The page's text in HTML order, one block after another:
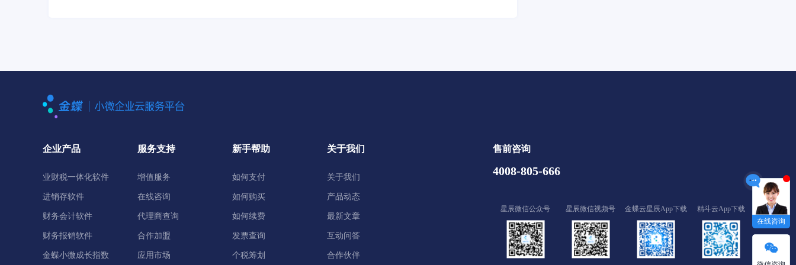
在线咨询
企业产品
业财税一体化软件
进销存软件
财务会计软件
财务报销软件
金蝶小微成长指数
服务支持
增值服务
在线咨询
代理商查询
合作加盟
应用市场
新手帮助
如何支付
如何购买
如何续费
发票查询
个税筹划
关于我们
关于我们
产品动态
最新文章
互动问答
合作伙伴
售前咨询
4008-805-666
星辰微信公众号 星辰微信视频号 金蝶云星辰App下载 精斗云App下载